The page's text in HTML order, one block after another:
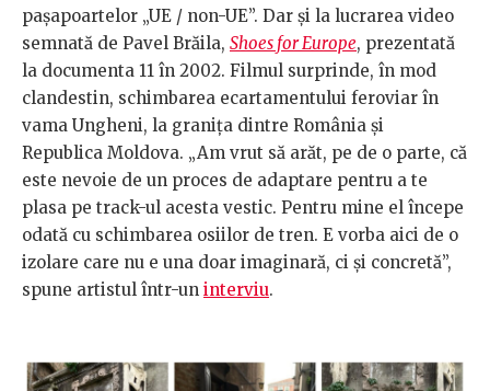
pașapoartelor „UE / non-UE”. Dar și la lucrarea video
semnată de Pavel Brăila, Shoes for Europe, prezentată
la documenta 11 în 2002. Filmul surprinde, în mod
clandestin, schimbarea ecartamentului feroviar în
vama Ungheni, la granița dintre România și
Republica Moldova. „Am vrut să arăt, pe de o parte, că
este nevoie de un proces de adaptare pentru a te
plasa pe track-ul acesta vestic. Pentru mine el începe
odată cu schimbarea osiilor de tren. E vorba aici de o
izolare care nu e una doar imaginară, ci și concretă”,
spune artistul într-un interviu.